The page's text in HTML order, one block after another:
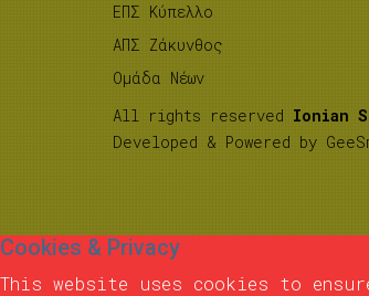
ΕΠΣ Κύπελλο
ΑΠΣ Ζάκυνθος
Ομάδα Νέων
All rights reserved Ionian
Developed & Powered by
Cookies & Privacy
This website uses cookies to